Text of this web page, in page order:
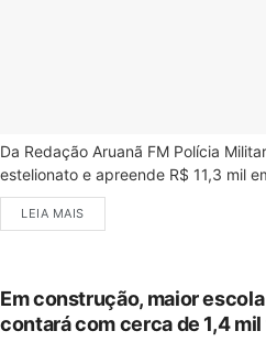
Da Redação Aruanã FM Polícia
estelionato e apreende R$ 11,3 mil
LEIA MAIS
Em construção, maior
contará com cerca de 1,4 mil